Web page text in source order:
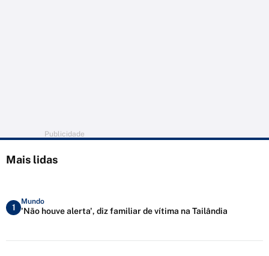
Publicidade
Mais lidas
1
Mundo
'Não houve alerta', diz familiar de vítima na Tailândia